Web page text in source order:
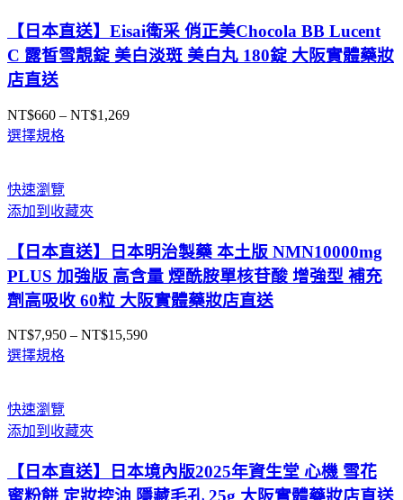
【日本直送】Eisai衛采 俏正美Chocola BB Lucent
C 露皙雪靚錠 美白淡斑 美白丸 180錠 大阪實體藥妝
店直送
NT$660 – NT$1,269價
選擇規格
快速瀏覽
添加到收藏夾
【日本直送】日本明治製藥 本土版 NMN10000mg
PLUS 加強版 高含量 煙酰胺單核苷酸 增強型 補充
劑高吸收 60粒 大阪實體藥妝店直送
NT$7,950 – NT$15,590價
選擇規格
快速瀏覽
添加到收藏夾
【日本直送】日本境內版2025年資生堂 心機 雪花
蜜粉餅 定妝控油 隱藏毛孔 25g 大阪實體藥妝店直送